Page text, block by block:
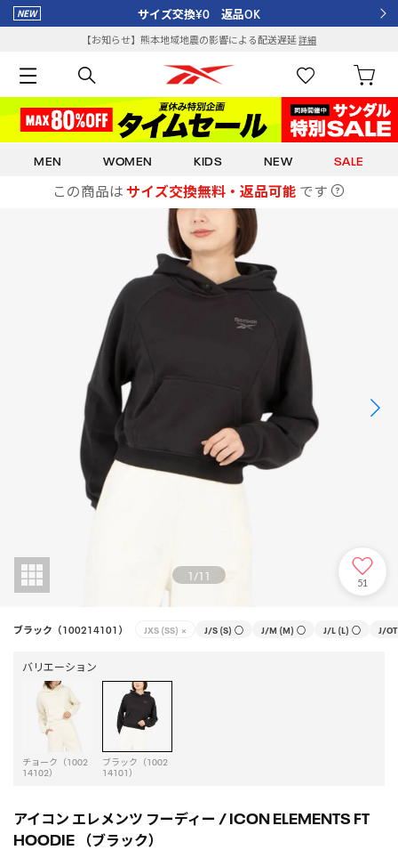
サイズ交換¥0 返品OK
【お知らせ】熊本地域地震の影響による配送遅延詳細
MEN WOMEN KIDS NEW SALE
この商品は サイズ交換無料・返品可能 です
1/11 51
ブラック（100214101） JXS (SS) × J/S (S) ○ J/M (M) ○ J/L (L) ○ J/
バリエーション
チョーク（1002
14102）
ブラック（1002
14101）
アイコン エレメンツ フーディー / ICON ELEMENTS FT
HOODIE （ブラック）